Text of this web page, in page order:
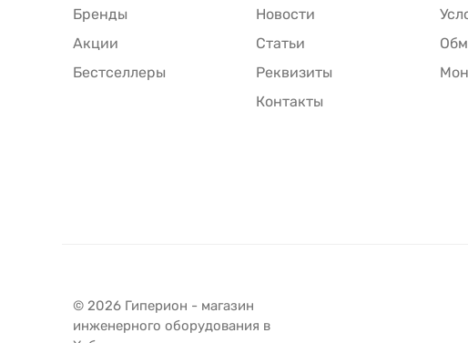
Бренды
Акции
Бестселлеры
Новости
Статьи
Реквизиты
Контакты
© 2026 Гиперион - магазин
инженерного оборудования в